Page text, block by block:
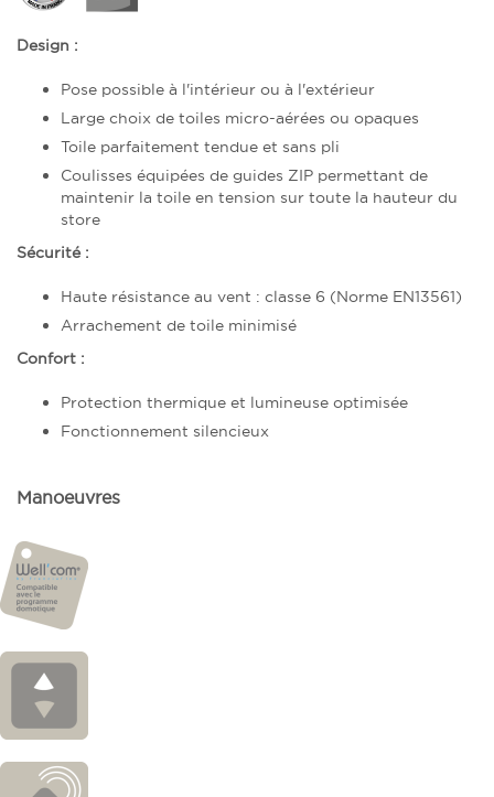
Design :
Pose possible à l'intérieur ou à l'extérieur
Large choix de toiles micro-aérées ou opaques
Toile parfaitement tendue et sans pli
Coulisses équipées de guides ZIP permettant de
maintenir la toile en tension sur toute la hauteur du
store
Sécurité :
Haute résistance au vent : classe 6 (Norme EN13561)
Arrachement de toile minimisé
Confort :
Protection thermique et lumineuse optimisée
Fonctionnement silencieux
Manoeuvres